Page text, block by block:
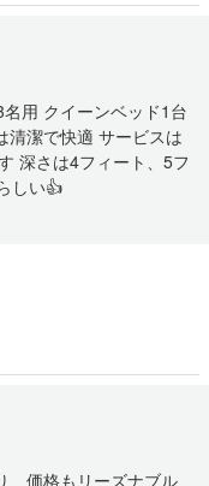
用 クイーンベッド1台
清潔で快適 サービスは
深さは4フィート、5フ
しい👍
、価格もリーズナブル